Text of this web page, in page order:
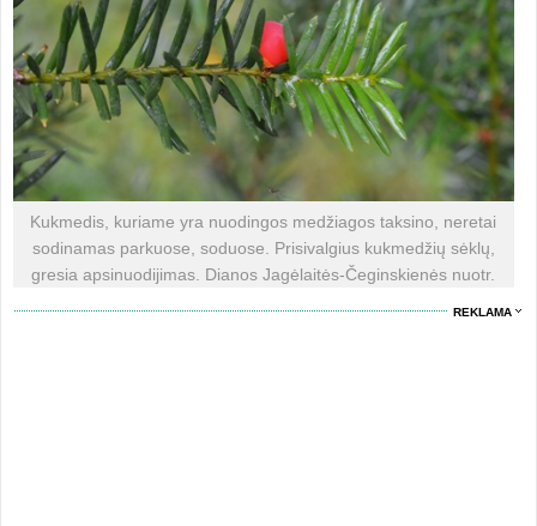
Kukmedis, kuriame yra nuodingos medžiagos taksino, neretai
sodinamas parkuose, soduose. Prisivalgius kukmedžių sėklų,
gresia apsinuodijimas. Dianos Jagėlaitės-Čeginskienės nuotr.
REKLAMA